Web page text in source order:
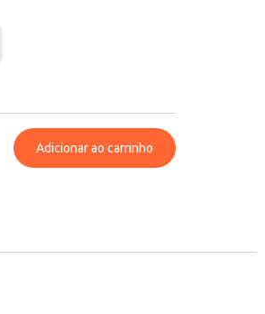
Adicionar ao carrinho